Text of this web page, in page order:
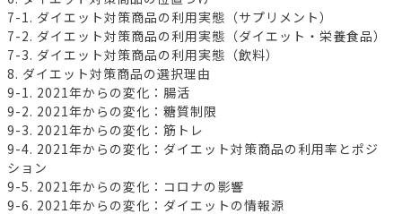
7-1. ダイエット対策商品の利用実態（サプリメント）
7-2. ダイエット対策商品の利用実態（ダイエット・栄養食品）
7-3. ダイエット対策商品の利用実態（飲料）
8. ダイエット対策商品の選択理由
9-1. 2021年からの変化：腸活
9-2. 2021年からの変化：糖質制限
9-3. 2021年からの変化：筋トレ
9-4. 2021年からの変化：ダイエット対策商品の利用率とポジ
ション
9-5. 2021年からの変化：コロナの影響
9-6. 2021年からの変化：ダイエットの情報源